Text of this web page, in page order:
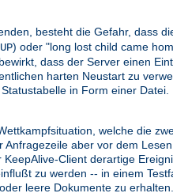
besteht die Gefahr, dass
) oder "long lost child came
dass der Server einen
harten Neustart zu
in Form einer
welche die
aber vor dem
Client derartige
zu werden -- in einem
leere Dokumente zu erhalten.